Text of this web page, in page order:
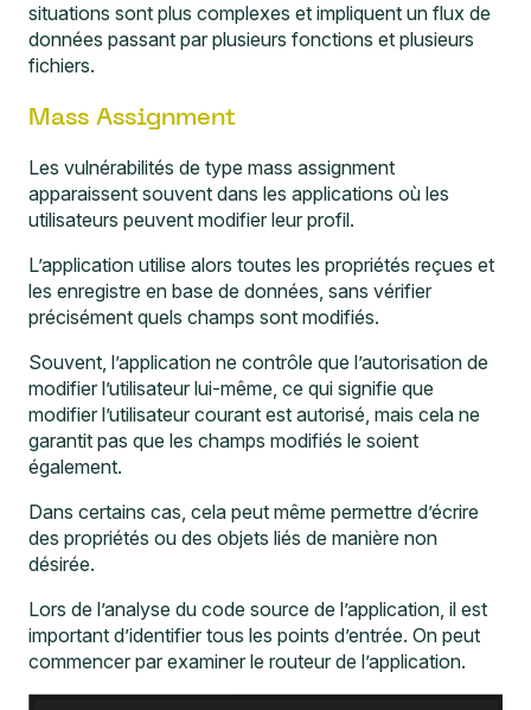
situations sont plus complexes et impliquent un flux de
données passant par plusieurs fonctions et plusieurs
fichiers.
Mass Assignment
Les vulnérabilités de type mass assignment
apparaissent souvent dans les applications où les
utilisateurs peuvent modifier leur profil.
L’application utilise alors toutes les propriétés reçues et
les enregistre en base de données, sans vérifier
précisément quels champs sont modifiés.
Souvent, l’application ne contrôle que l’autorisation de
modifier l’utilisateur lui-même, ce qui signifie que
modifier l’utilisateur courant est autorisé, mais cela ne
garantit pas que les champs modifiés le soient
également.
Dans certains cas, cela peut même permettre d’écrire
des propriétés ou des objets liés de manière non
désirée.
Lors de l’analyse du code source de l’application, il est
important d’identifier tous les points d’entrée. On peut
commencer par examiner le routeur de l’application.